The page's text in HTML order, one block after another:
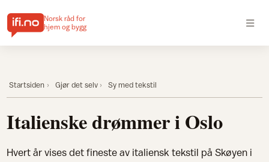
Norsk råd for
hjem og bygg
Startsiden Gjør det selv Sy med tekstil
Italienske drømmer i Oslo
Hvert år vises det fineste av italiensk tekstil på Skøyen i